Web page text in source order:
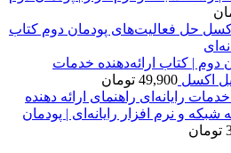
دوم | کتاب ارائه‌دهنده خدمات
اکسل 49,900 تومان
راهنمای ارائه دهنده
شبکه و نرم افزار رایانه‌ای | پودمان
تومان